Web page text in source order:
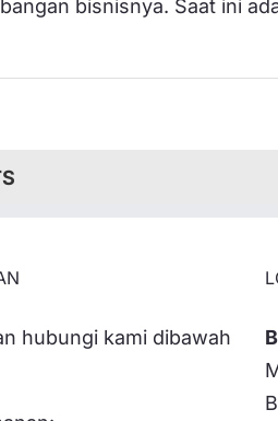
bisnisnya. Saat ini
hubungi kami dibawah